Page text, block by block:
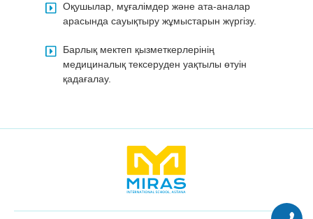
Оқушылар, мұғалімдер және ата-аналар
арасында сауықтыру жұмыстарын жүргізу.
Барлық мектеп қызметкерлерінің
медициналық тексеруден уақтылы өтуін
қадағалау.